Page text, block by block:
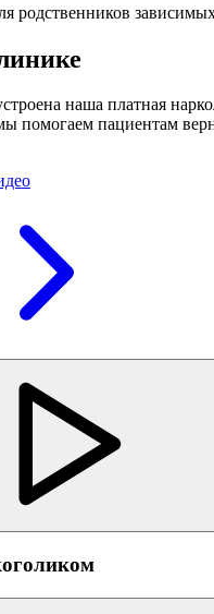
наша платная
помогаем пациентам